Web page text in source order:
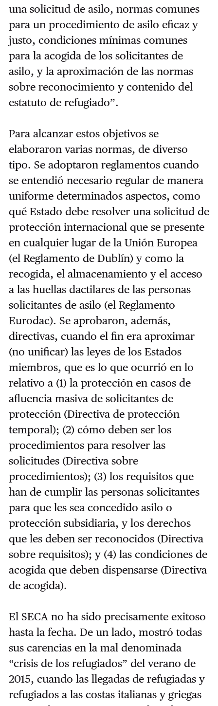
una solicitud de asilo, normas comunes
para un procedimiento de asilo eficaz y
justo, condiciones mínimas comunes
para la acogida de los solicitantes de
asilo, y la aproximación de las normas
sobre reconocimiento y contenido del
estatuto de refugiado”.
Para alcanzar estos objetivos se
elaboraron varias normas, de diverso
tipo. Se adoptaron reglamentos cuando
se entendió necesario regular de manera
uniforme determinados aspectos, como
qué Estado debe resolver una solicitud de
protección internacional que se presente
en cualquier lugar de la Unión Europea
(el Reglamento de Dublín) y como la
recogida, el almacenamiento y el acceso
a las huellas dactilares de las personas
solicitantes de asilo (el Reglamento
Eurodac). Se aprobaron, además,
directivas, cuando el fin era aproximar
(no unificar) las leyes de los Estados
miembros, que es lo que ocurrió en lo
relativo a (1) la protección en casos de
afluencia masiva de solicitantes de
protección (Directiva de protección
temporal); (2) cómo deben ser los
procedimientos para resolver las
solicitudes (Directiva sobre
procedimientos); (3) los requisitos que
han de cumplir las personas solicitantes
para que les sea concedido asilo o
protección subsidiaria, y los derechos
que les deben ser reconocidos (Directiva
sobre requisitos); y (4) las condiciones de
acogida que deben dispensarse (Directiva
de acogida).
El SECA no ha sido precisamente exitoso
hasta la fecha. De un lado, mostró todas
sus carencias en la mal denominada
“crisis de los refugiados” del verano de
2015, cuando las llegadas de refugiadas y
refugiados a las costas italianas y griegas